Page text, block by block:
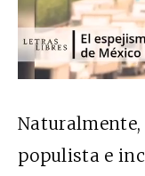
populista e